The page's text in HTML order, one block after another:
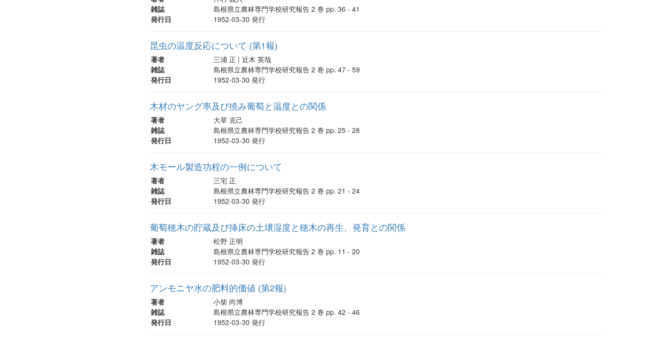
雑誌
島根県立農林専門学校研究報告 2 巻 pp. 36 - 41
発行日
1952-03-30 発行
昆虫の温度反応について (第1報)
著者
三浦 正 | 近木 英哉
雑誌
島根県立農林専門学校研究報告 2 巻 pp. 47 - 59
発行日
1952-03-30 発行
木材のヤング率及び撓み葡萄と温度との関係
著者
大草 克己
雑誌
島根県立農林専門学校研究報告 2 巻 pp. 25 - 28
発行日
1952-03-30 発行
木モール製造功程の一例について
著者
三宅 正
雑誌
島根県立農林専門学校研究報告 2 巻 pp. 21 - 24
発行日
1952-03-30 発行
葡萄穂木の貯蔵及び挿床の土壌湿度と穂木の再生、発育との関係
著者
松野 正明
雑誌
島根県立農林専門学校研究報告 2 巻 pp. 11 - 20
発行日
1952-03-30 発行
アンモニヤ水の肥料的価値 (第2報)
著者
小柴 尚博
雑誌
島根県立農林専門学校研究報告 2 巻 pp. 42 - 46
発行日
1952-03-30 発行